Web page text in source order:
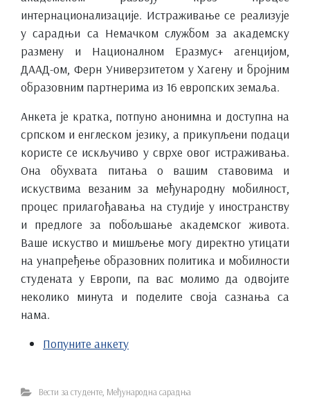
интернационализације. Истраживање се реализује
у сарадњи са Немачком службом за академску
размену и Националном Еразмус+ агенцијом,
ДААД-ом, Ферн Универзитетом у Хагену и бројним
образовним партнерима из 16 европских земаља.
Анкета је кратка, потпуно анонимна и доступна на
српском и енглеском језику, а прикупљени подаци
користе се искључиво у сврхе овог истраживања.
Она обухвата питања о вашим ставовима и
искуствима везаним за међународну мобилност,
процес прилагођавања на студије у иностранству
и предлоге за побољшање академског живота.
Ваше искуство и мишљење могу директно утицати
на унапређење образовних политика и мобилности
студената у Европи, па вас молимо да одвојите
неколико минута и поделите своја сазнања са
нама.
Попуните анкету
Вести за студенте, Међународна сарадња